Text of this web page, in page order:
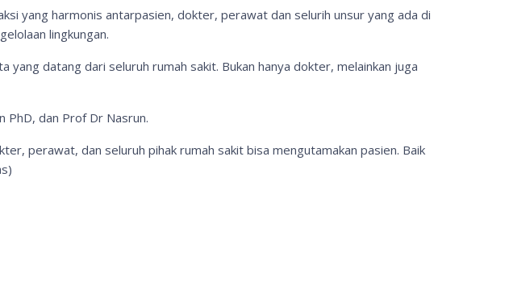
yang harmonis antarpasien, dokter, perawat dan selurih unsur yang ada di
lingkungan.
datang dari seluruh rumah sakit. Bukan hanya dokter, melainkan juga
PhD, dan Prof Dr Nasrun.
perawat, dan seluruh pihak rumah sakit bisa mengutamakan pasien. Baik